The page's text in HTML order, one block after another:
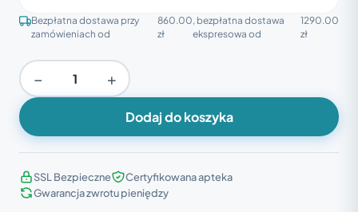
Bezpłatna dostawa przy
zamówieniach od
860.00
zł
, bezpłatna dostawa
ekspresowa od
1290.00
zł
− +
Dodaj do koszyka
SSL Bezpieczne
Certyfikowana apteka
Gwarancja zwrotu pieniędzy